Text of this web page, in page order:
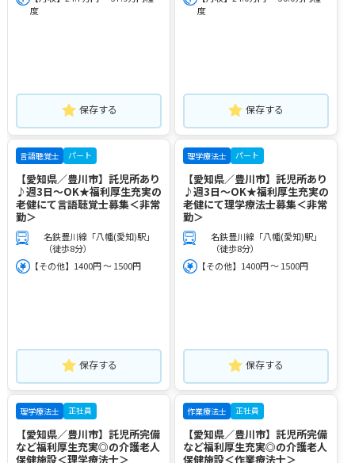
度
保存する
度
保存する
言語聴覚士 パート
【愛知県／豊川市】託児所あり
♪週3日～OK★福利厚生充実の
老健にて言語聴覚士募集＜非常
勤＞
名鉄豊川線「八幡(愛知)駅」
（徒歩8分）
【その他】1400円 ～ 1500円
保存する
理学療法士 パート
【愛知県／豊川市】託児所あり
♪週3日～OK★福利厚生充実の
老健にて理学療法士募集＜非常
勤＞
名鉄豊川線「八幡(愛知)駅」
（徒歩8分）
【その他】1400円 ～ 1500円
保存する
理学療法士 正社員
【愛知県／豊川市】託児所完備
など福利厚生充実◎の介護老人
保健施設＜理学療法士＞
作業療法士 正社員
【愛知県／豊川市】託児所完備
など福利厚生充実◎の介護老人
保健施設＜作業療法士＞